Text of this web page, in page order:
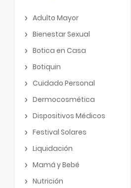
Adulto Mayor
Bienestar Sexual
Botica en Casa
Botiquin
Cuidado Personal
Dermocosmética
Dispositivos Médicos
Festival Solares
Liquidación
Mamá y Bebé
Nutrición